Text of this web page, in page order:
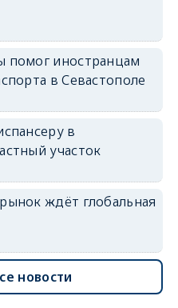
помог иностранцам
в Севастополе
в
участок
ждёт глобальная
новости